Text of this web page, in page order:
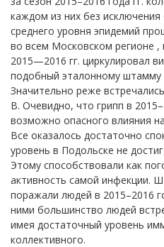
каждом из них без
среднего уровня эпидемий
во всем Московском регионе ,
2015—2016 гг. циркулировал
подобный эталонному штамму
Значительно реже
В. Очевидно, что грипп в
возможно опасного влияния
Все оказалось достаточно
уровень в Подольске не
Этому способствовали как
активность самой инфекции.
поражали людей в 2015–2016
ними большинство людей
имея достаточный уровень
коллективного.